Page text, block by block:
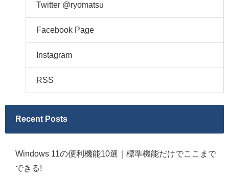
Twitter @ryomatsu
Facebook Page
Instagram
RSS
Recent Posts
Windows 11の便利機能10選｜標準機能だけでここまで
できる!